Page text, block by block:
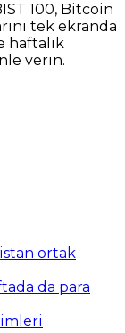
100, Bitcoin
tek ekranda
haftalık
verin.
ortak
da para